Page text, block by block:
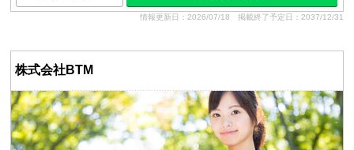
情報更新日：2026/07/18 掲載終了予定日：2037/12/31
株式会社BTM